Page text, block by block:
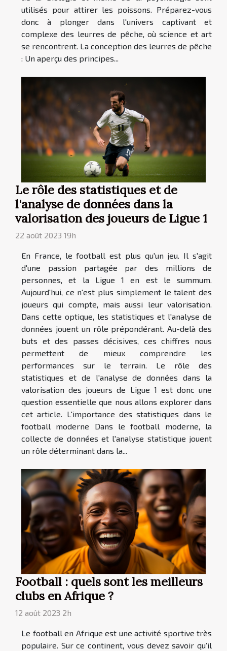
utilisés pour attirer les poissons. Préparez-vous
donc à plonger dans l'univers captivant et
complexe des leurres de pêche, où science et art
se rencontrent. La conception des leurres de pêche
: Un aperçu des principes...
Le rôle des statistiques et de
l'analyse de données dans la
valorisation des joueurs de Ligue 1
22 août 2023 19h
En France, le football est plus qu'un jeu. Il s'agit
d'une passion partagée par des millions de
personnes, et la Ligue 1 en est le summum.
Aujourd'hui, ce n'est plus simplement le talent des
joueurs qui compte, mais aussi leur valorisation.
Dans cette optique, les statistiques et l'analyse de
données jouent un rôle prépondérant. Au-delà des
buts et des passes décisives, ces chiffres nous
permettent de mieux comprendre les
performances sur le terrain. Le rôle des
statistiques et de l'analyse de données dans la
valorisation des joueurs de Ligue 1 est donc une
question essentielle que nous allons explorer dans
cet article. L'importance des statistiques dans le
football moderne Dans le football moderne, la
collecte de données et l'analyse statistique jouent
un rôle déterminant dans la...
Football : quels sont les meilleurs
clubs en Afrique ?
12 août 2023 2h
Le football en Afrique est une activité sportive très
populaire. Sur ce continent, vous devez savoir qu’il